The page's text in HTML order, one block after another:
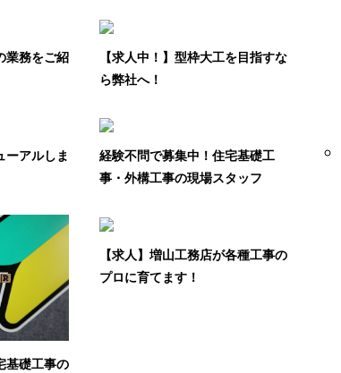
業務をご紹
【求人中！】型枠大工を目指すな
ら弊社へ！
ーアルしま
経験不問で募集中！住宅基礎工
事・外構工事の現場スタッフ
基礎工事の
【求人】増山工務店が各種工事の
プロに育てます！